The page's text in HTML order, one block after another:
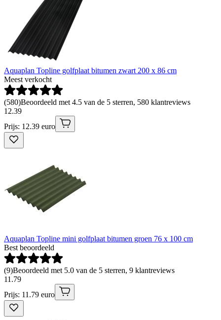
Aquaplan Topline golfplaat bitumen zwart 200 x 86 cm
Meest verkocht
(580)Beoordeeld met 4.5 van de 5 sterren, 580 klantreviews
12.39
Prijs: 12.39 euro
Aquaplan Topline mini golfplaat bitumen groen 76 x 100 cm
Best beoordeeld
(9)Beoordeeld met 5.0 van de 5 sterren, 9 klantreviews
11 .79
Prijs: 11.79 euro